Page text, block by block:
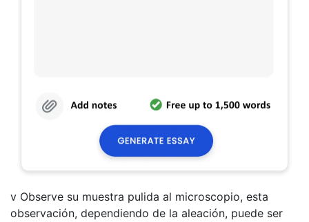
v Observe su muestra pulida al microscopio, esta
observación, dependiendo de la aleación, puede ser